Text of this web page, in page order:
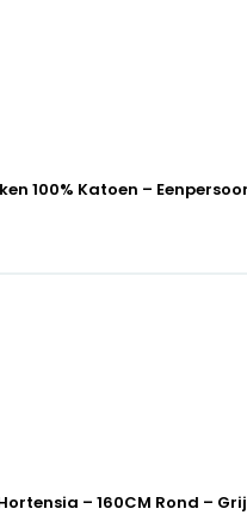
100% Katoen –
– 160CM Rond –